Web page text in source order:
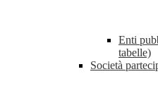
Enti
tabelle)
Società